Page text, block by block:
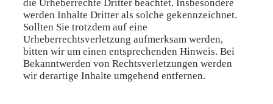
die Urheberrechte Dritter beachtet. Insbesondere
werden Inhalte Dritter als solche gekennzeichnet.
Sollten Sie trotzdem auf eine
Urheberrechtsverletzung aufmerksam werden,
bitten wir um einen entsprechenden Hinweis. Bei
Bekanntwerden von Rechtsverletzungen werden
wir derartige Inhalte umgehend entfernen.